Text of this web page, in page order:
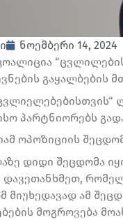
ნოემბერი 14, 2024
გაყალბების
პარტნიორებს
ოპოზიციის
დიდი შეცდომა
მიუხედავად ამ
მოგროვება